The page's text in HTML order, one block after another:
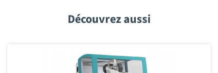
Découvrez aussi